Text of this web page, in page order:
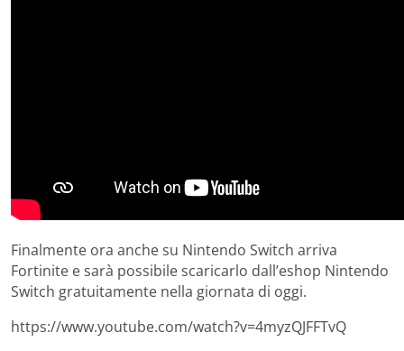
Finalmente ora anche su Nintendo Switch arriva
Fortinite e sarà possibile scaricarlo dall’eshop Nintendo
Switch gratuitamente nella giornata di oggi.
https://www.youtube.com/watch?v=4myzQJFFTvQ